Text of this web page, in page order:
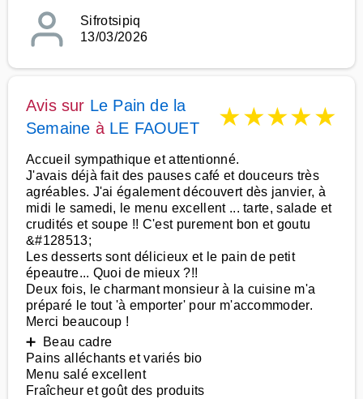
Sifrotsipiq
13/03/2026
Avis sur Le Pain de la
Semaine à LE FAOUET ★★★★★
Accueil sympathique et attentionné.
J'avais déjà fait des pauses café et douceurs très
agréables. J'ai également découvert dès janvier, à
midi le samedi, le menu excellent ... tarte, salade et
crudités et soupe !! C'est purement bon et goutu
&#128513;
Les desserts sont délicieux et le pain de petit
épeautre... Quoi de mieux ?!!
Deux fois, le charmant monsieur à la cuisine m'a
préparé le tout 'à emporter' pour m'accommoder.
Merci beaucoup !
➕ Beau cadre
Pains alléchants et variés bio
Menu salé excellent
Fraîcheur et goût des produits